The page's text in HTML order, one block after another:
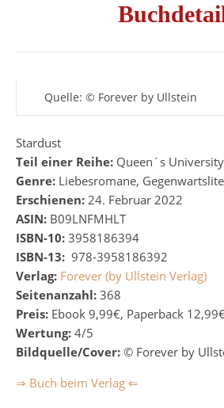
Quelle: © Forever by Ullstein
Stardust
Teil einer Reihe: Queen´s
Genre: Liebesromane,
Erschienen: 24. Februar 2022
ASIN: B09LNFMHLT
ISBN-10: 3958186394
ISBN-13: 978-3958186392
Verlag: Forever (by Ullstein Verlag)
Seitenanzahl: 368
Preis: Ebook 9,99€, Paperback
Wertung: 4/5
Bildquelle/Cover: © Forever by
⇒ Buch beim Verlag ⇐